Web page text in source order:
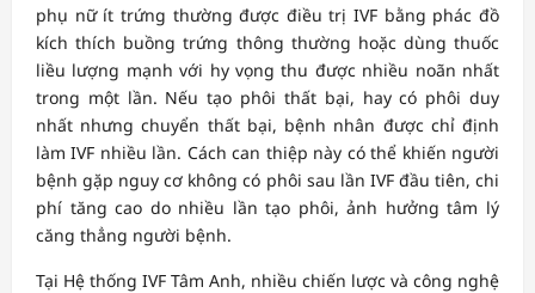
phụ nữ ít trứng thường được điều trị IVF bằng phác đồ
kích thích buồng trứng thông thường hoặc dùng thuốc
liều lượng mạnh với hy vọng thu được nhiều noãn nhất
trong một lần. Nếu tạo phôi thất bại, hay có phôi duy
nhất nhưng chuyển thất bại, bệnh nhân được chỉ định
làm IVF nhiều lần. Cách can thiệp này có thể khiến người
bệnh gặp nguy cơ không có phôi sau lần IVF đầu tiên, chi
phí tăng cao do nhiều lần tạo phôi, ảnh hưởng tâm lý
căng thẳng người bệnh.
Tại Hệ thống IVF Tâm Anh, nhiều chiến lược và công nghệ